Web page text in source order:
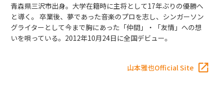
青森県三沢市出身。大学在籍時に主将として17年ぶりの優勝へ
と導く。 卒業後、夢であった音楽のプロを志し、シンガーソン
グライターとして今まで胸にあった「仲間」・「友情」への想
いを唄っている。2012年10月24日に全国デビュー。
山本雅也Official Site